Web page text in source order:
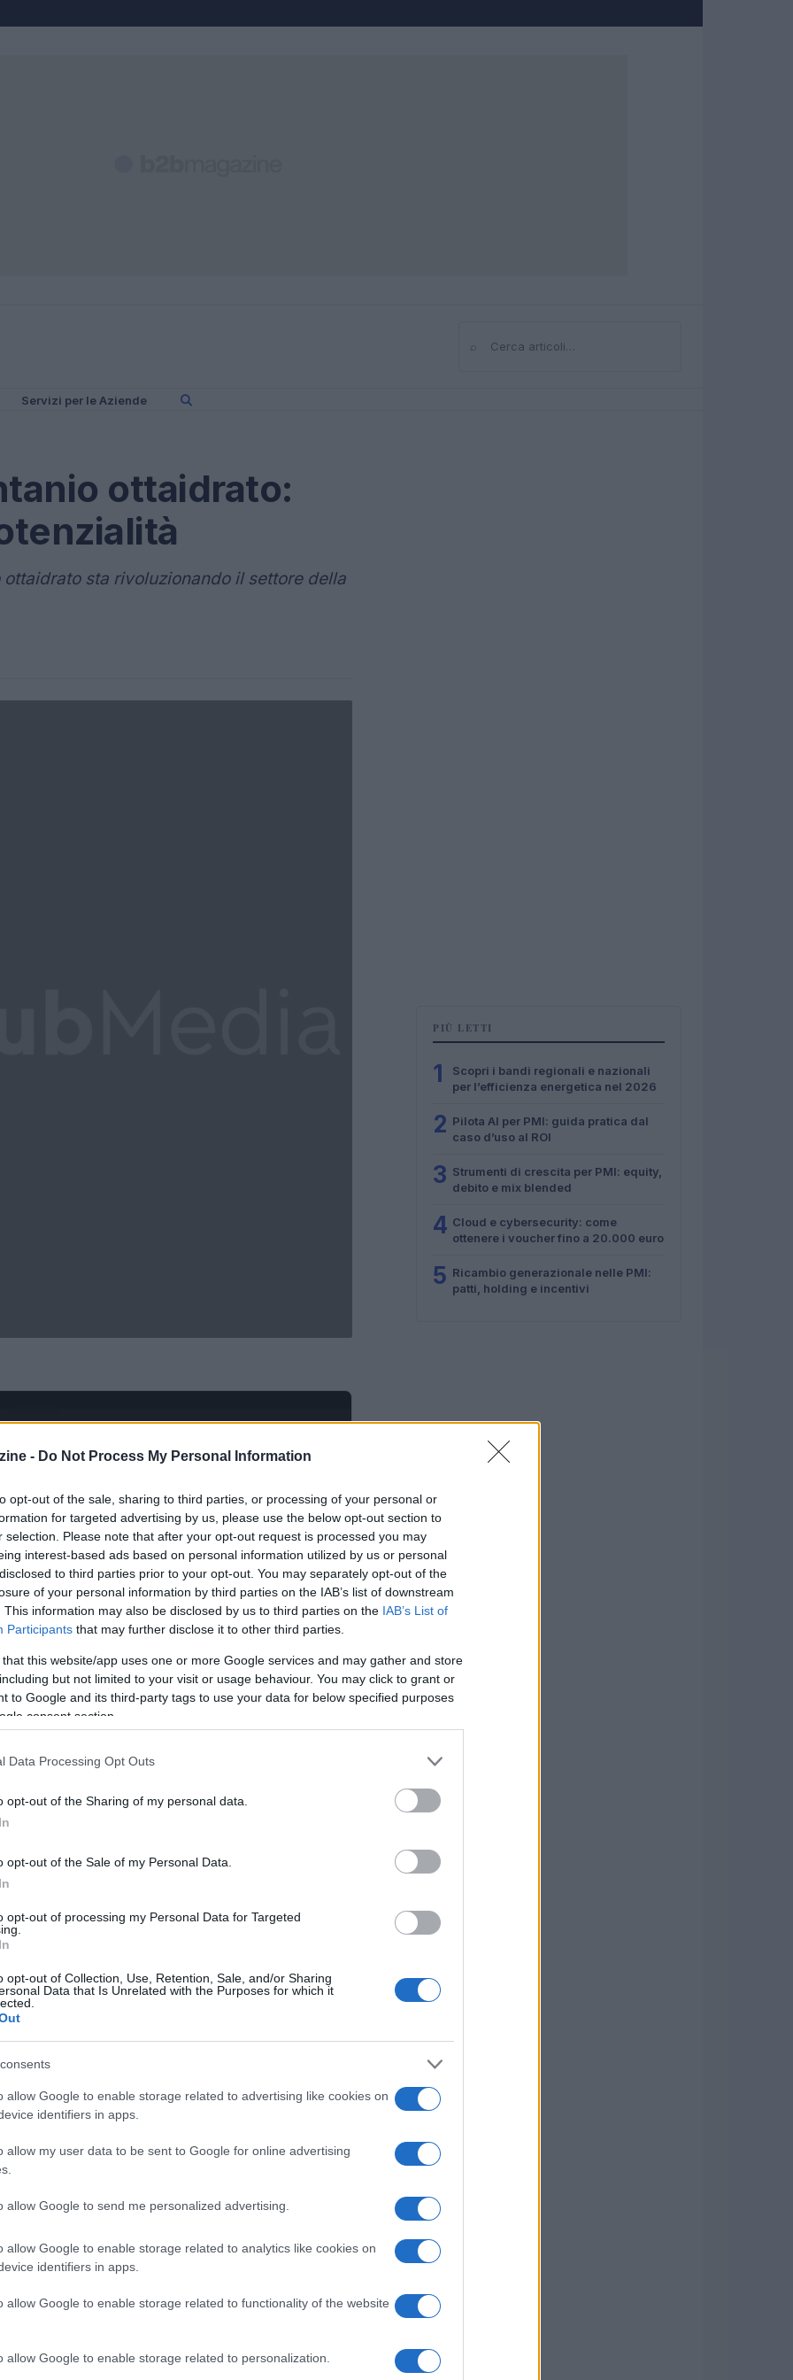
- Do Not Process My Personal Information
opt-out of the sale, sharing to third parties, or processing of your personal or
for targeted advertising by us, please use the below opt-out section to
selection. Please note that after your opt-out request is processed you may
interest-based ads based on personal information utilized by us or personal
to third parties prior to your opt-out. You may separately opt-out of the
of your personal information by third parties on the IAB’s list of downstream
This information may also be disclosed by us to third parties on the IAB’s List of
Participants that may further disclose it to other third parties.
that this website/app uses one or more Google services and may gather and store
but not limited to your visit or usage behaviour. You may click to grant or
to Google and its third-party tags to use your data for below specified purposes
consent section.
Data Processing Opt Outs
opt-out of the Sharing of my personal data.
opt-out of the Sale of my Personal Data.
opt-out of processing my Personal Data for Targeted
opt-out of Collection, Use, Retention, Sale, and/or Sharing
Data that Is Unrelated with the Purposes for which it
allow Google to enable storage related to advertising like cookies on
identifiers in apps.
allow my user data to be sent to Google for online advertising
allow Google to send me personalized advertising.
allow Google to enable storage related to analytics like cookies on
identifiers in apps.
allow Google to enable storage related to functionality of the website
allow Google to enable storage related to personalization.
⌕Cerca
Servizi per le Aziende
ottaidrato:
sta rivoluzionando il settore della
più di un semplice composto chimico.
che non solo è fondamentale nella sintesi
di applicazioni in vari settori
questo composto si rivela un alleato
settore. Ma quali sono esattamente le sue
contesto scientifico attuale? Scopriamolo
organica
come catalizzatore nella sintesi
chimiche senza essere consumato nel
complessi in modo più efficiente.
il mio professore sottolineò quanto
per ottenere risultati soddisfacenti. Ebbene,
per la sua capacità di accelerare reazioni,
anche più pulite, riducendo i sottoprodotti
poco, soprattutto in un’epoca in cui
PIÙ LETTI
1
Scopri i bandi regionali e nazionali
per l’efficienza energetica nel 2026
2 Pilota AI per PMI: guida pratica dal
caso d’uso al ROI
3 Strumenti di crescita per PMI: equity,
debito e mix blended
4 Cloud e cybersecurity: come
ottenere i voucher fino a 20.000 euro
5 Ricambio generazionale nelle PMI:
patti, holding e incentivi